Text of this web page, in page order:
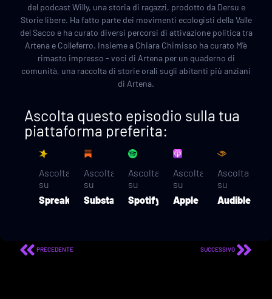
del podcast Willy, una storia di ragazzi, prodotto da Dersu e
Storie libere. Ha fatto parte dei movimenti ecologisti della Valle
del Sacco e ha curato diversi percorsi di attivazione politica tra
Artena e Colleferro. Insieme a Chiara Chimisso ha curato M'è
rimasto impresso - voci di Artena per un quaderno di
comunità, una raccolta di storie orali sugli abitanti più anziani
di Artena.
Ascolta questo episodio sulla tua
piattaforma preferita:
Ascolta
su
Spreaker
Ascolta
su
Substack
Ascolta
su
Spotify
Ascolta
su
Apple
Ascolta
su
Audible
PRECEDENTE SUCCESSIVO